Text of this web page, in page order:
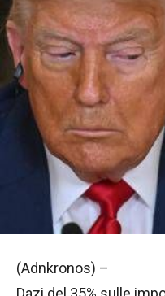
(Adnkronos) –